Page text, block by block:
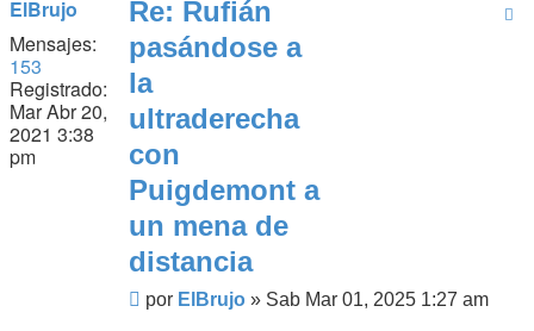
ElBrujo
Mensajes:
153
Registrado:
Mar Abr 20,
2021 3:38
pm
Re: Rufián
pasándose a
la
ultraderecha
con
Puigdemont a
un mena de
distancia
Mensaje
por ElBrujo» Sab Mar 01, 2025 1:27 am